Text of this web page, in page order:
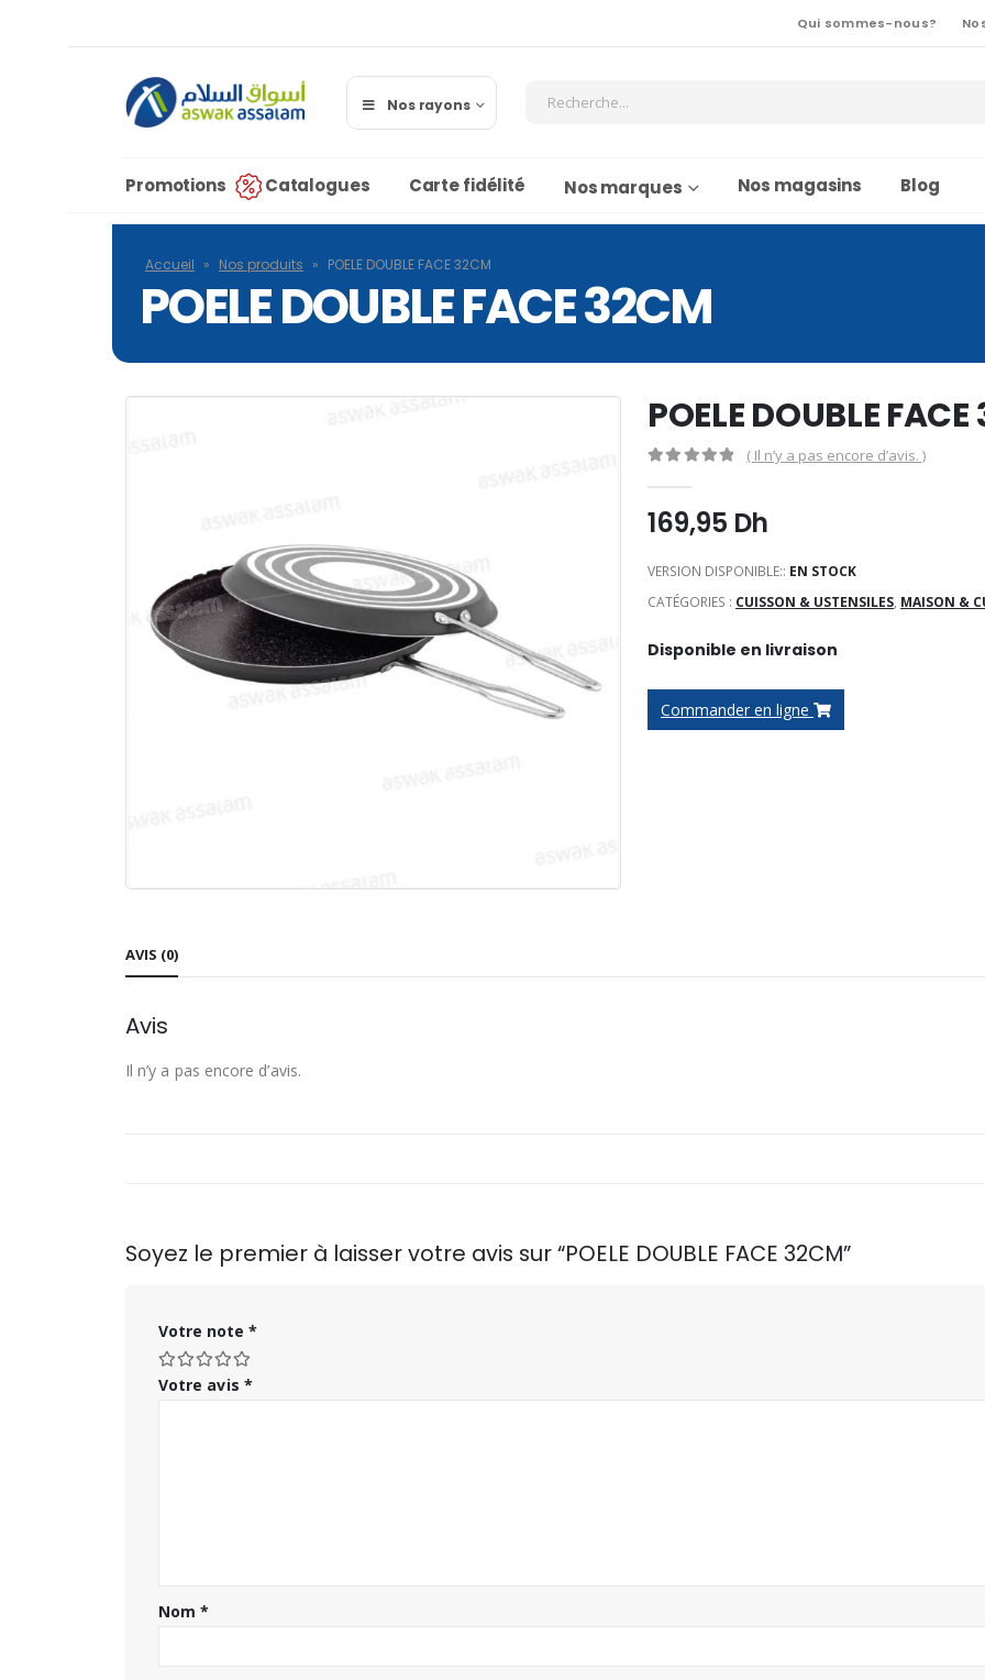
Qui sommes-nous?
Nos rayons
Promotions Catalogues Carte fidélité Nos marques Nos magasins Blog
Accueil » Nos produits » POELE DOUBLE FACE 32CM
POELE DOUBLE FACE 32CM
POELE DOUBLE
( Il n’y a pas encore d’avis. )
169,95 Dh
VERSION DISPONIBLE:: EN STOCK
CATÉGORIES : CUISSON & USTENSILES, MAISON &
Disponible en livraison
Commander en ligne
AVIS (0)
Avis
Il n’y a pas encore d’avis.
Soyez le premier à laisser votre avis sur “POELE DOUBLE FACE 32CM”
Votre note *
Votre avis *
Nom*